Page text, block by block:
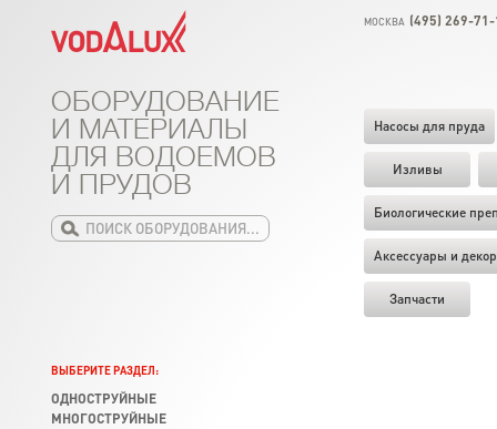
МОСКВА (495) 269-
Насосы для пруда
Изливы
Биологические
Аксессуары и декор
Запчасти
ОБОРУДОВАНИЕ
И МАТЕРИАЛЫ
ДЛЯ ВОДОЕМОВ
И ПРУДОВ
ВЫБЕРИТЕ РАЗДЕЛ:
ОДНОСТРУЙНЫЕ
МНОГОСТРУЙНЫЕ